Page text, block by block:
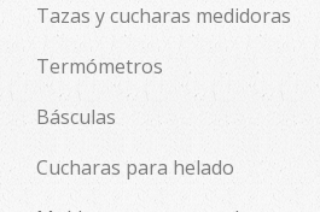
Tazas y cucharas medidoras
Termómetros
Básculas
Cucharas para helado